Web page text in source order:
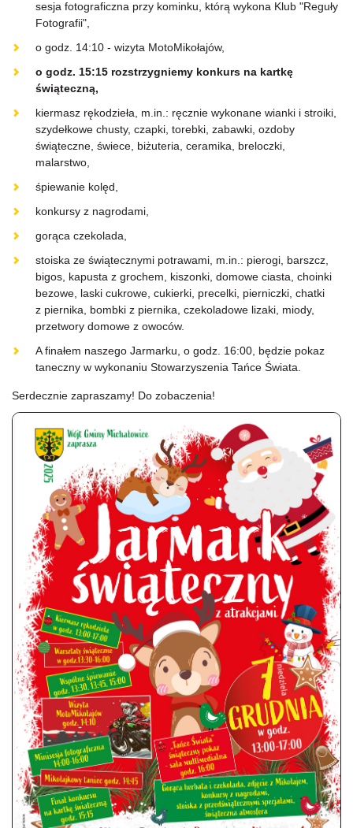
sesja fotograficzna przy kominku, którą wykona Klub "Reguły
Fotografii",
o godz. 14:10 - wizyta MotoMikołajów,
o godz. 15:15 rozstrzygniemy konkurs na kartkę
świąteczną,
kiermasz rękodzieła, m.in.: ręcznie wykonane wianki i stroiki,
szydełkowe chusty, czapki, torebki, zabawki, ozdoby
świąteczne, świece, biżuteria, ceramika, breloczki,
malarstwo,
śpiewanie kolęd,
konkursy z nagrodami,
gorąca czekolada,
stoiska ze świątecznymi potrawami, m.in.: pierogi, barszcz,
bigos, kapusta z grochem, kiszonki, domowe ciasta, choinki
bezowe, laski cukrowe, cukierki, precelki, pierniczki, chatki
z piernika, bombki z piernika, czekoladowe lizaki, miody,
przetwory domowe z owoców.
A finałem naszego Jarmarku, o godz. 16:00, będzie pokaz
taneczny w wykonaniu Stowarzyszenia Tańce Świata.
Serdecznie zapraszamy! Do zobaczenia!